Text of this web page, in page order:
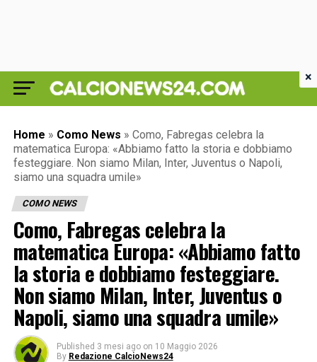
Home » Como News » Como, Fabregas celebra la
matematica Europa: «Abbiamo fatto la storia e dobbiamo
festeggiare. Non siamo Milan, Inter, Juventus o Napoli,
siamo una squadra umile»
COMO NEWS
Como, Fabregas celebra la
matematica Europa: «Abbiamo fatto
la storia e dobbiamo festeggiare.
Non siamo Milan, Inter, Juventus o
Napoli, siamo una squadra umile»
Published 3 mesi ago on 10 Maggio 2026
By Redazione CalcioNews24
×